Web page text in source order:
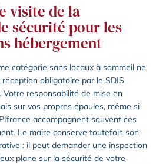
visite de la
sécurité pour les
hébergement
catégorie sans locaux à sommeil ne
obligatoire par le SDIS
responsabilité de mise en
sur vos propres épaules, même si
accompagnent souvent ces
Le maire conserve toutefois son
: il peut demander une inspection
plane sur la sécurité de votre